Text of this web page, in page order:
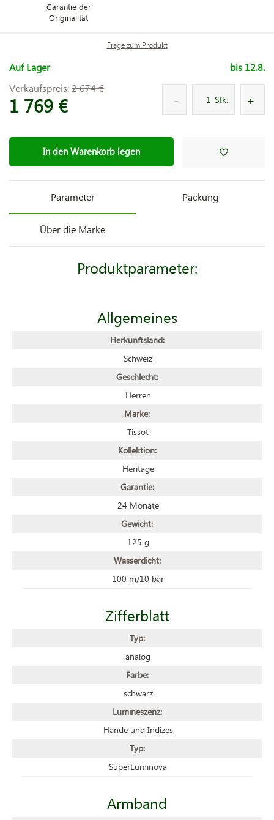
Garantie der
Originalität
Frage zum Produkt
Auf Lager
bis 12.8.
Verkaufspreis:2 674 €
1 769 € Stk.
In den Warenkorb legen
Parameter Packung
Über die Marke
Produktparameter:
Allgemeines
Herkunftsland:
Schweiz
Geschlecht:
Herren
Marke:
Tissot
Kollektion:
Heritage
Garantie:
24 Monate
Gewicht:
125 g
Wasserdicht:
100 m/10 bar
Zifferblatt
Typ:
analog
Farbe:
schwarz
Lumineszenz:
Hände und Indizes
Typ:
SuperLuminova
Armband